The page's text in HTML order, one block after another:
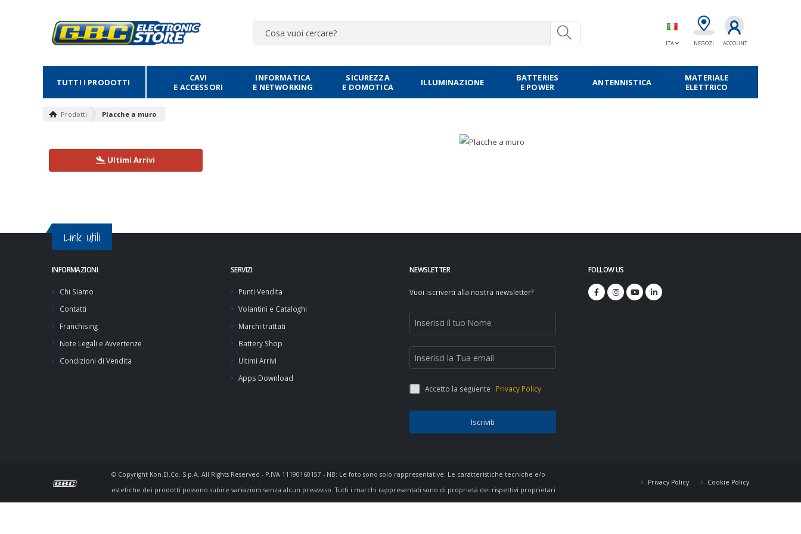
ITA NEGOZI ACCOUNT
TUTTI I PRODOTTI
CAVI
E ACCESSORI
INFORMATICA
E NETWORKING
SICUREZZA
E DOMOTICA
ILLUMINAZIONE
BATTERIES
E POWER
ANTENNISTICA
MATERIALE
ELETTRICO
Prodotti Placche a muro
Ultimi Arrivi
Link Utili
INFORMAZIONI
Chi Siamo
Contatti
Franchising
Note Legali e Avvertenze
Condizioni di Vendita
SERVIZI
Punti Vendita
Volantini e Cataloghi
Marchi trattati
Battery Shop
Ultimi Arrivi
Apps Download
NEWSLETTER
Vuoi iscriverti alla nostra newsletter?
Accetto la seguente Privacy Policy
Iscriviti
FOLLOW US
© Copyright Kon.El.Co. S.p.A. All Rights Reserved - P.IVA 11190160157 - NB: Le foto sono solo rappresentative. Le caratteristiche tecniche e/o
estetiche dei prodotti possono subire variazioni senza alcun preavviso. Tutti i marchi rappresentati sono di proprietà dei rispettivi proprietari
Privacy Policy Cookie Policy